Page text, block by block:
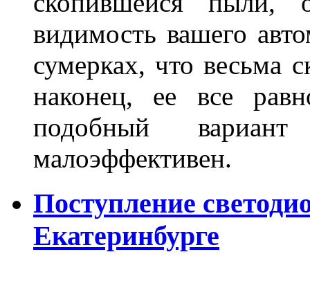
видимость вашего
сумерках, что весьма
наконец, ее все
подобный
малоэффективен.
Поступление
Екатеринбурге